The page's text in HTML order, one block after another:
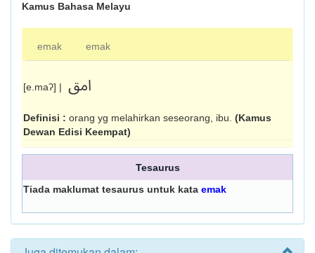
Kamus Bahasa Melayu
emak emak
[e.maʔ] | امق
Definisi : orang yg melahirkan seseorang, ibu. (Kamus
Dewan Edisi Keempat)
Tesaurus
Tiada maklumat tesaurus untuk kata emak